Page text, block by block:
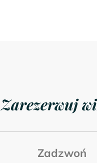
Zarezerwuj
Zadzwoń